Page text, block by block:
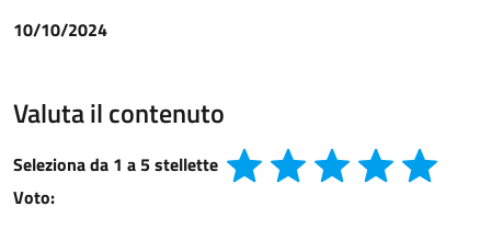
10/10/2024
Valuta il contenuto
Seleziona da 1 a 5 stellette
Voto: